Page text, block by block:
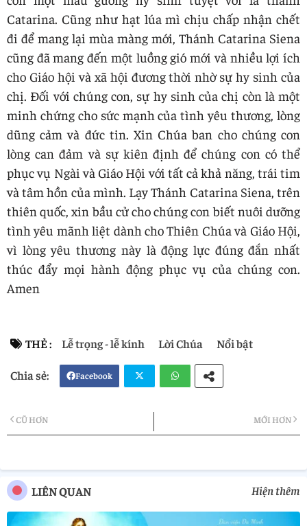
Catarina. Cũng như hạt lúa mì chịu chấp nhận chết
đi để mang lại mùa màng mới, Thánh Catarina Siena
cũng đã mang đến một luồng gió mới và nhiều lợi ích
cho Giáo hội và xã hội đương thời nhờ sự hy sinh của
chị. Đối với chúng con, sự hy sinh của chị còn là một
minh chứng cho sức mạnh của tình yêu thương, lòng
dũng cảm và đức tin. Xin Chúa ban cho chúng con
lòng can đảm và sự kiên định để chúng con có thể
phục vụ Ngài và Giáo Hội với tất cả khả năng, trái tim
và tâm hồn của mình. Lạy Thánh Catarina Siena, trên
thiên quốc, xin bầu cử cho chúng con biết nuôi dưỡng
tình yêu mãnh liệt dành cho Thiên Chúa và Giáo Hội,
vì lòng yêu thương này là động lực đúng đắn nhất
thúc đẩy mọi hành động phục vụ của chúng con.
Amen
THẺ : Lễ trọng - lễ kính Lời Chúa Nổi bật
Facebook
MỚI HƠN
CŨ HƠN
LIÊN QUAN Hiện thêm